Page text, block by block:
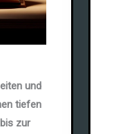
und
tiefen
zur